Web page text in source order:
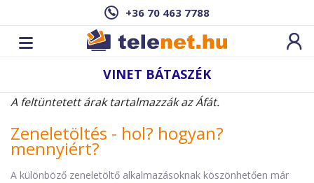
+36 70 463 7788
VINET BÁTASZÉK
A feltüntetett árak tartalmazzák az Áfát.
Zeneletöltés - hol? hogyan?
mennyiért?
A különböző zeneletöltő alkalmazásoknak köszönhetően már